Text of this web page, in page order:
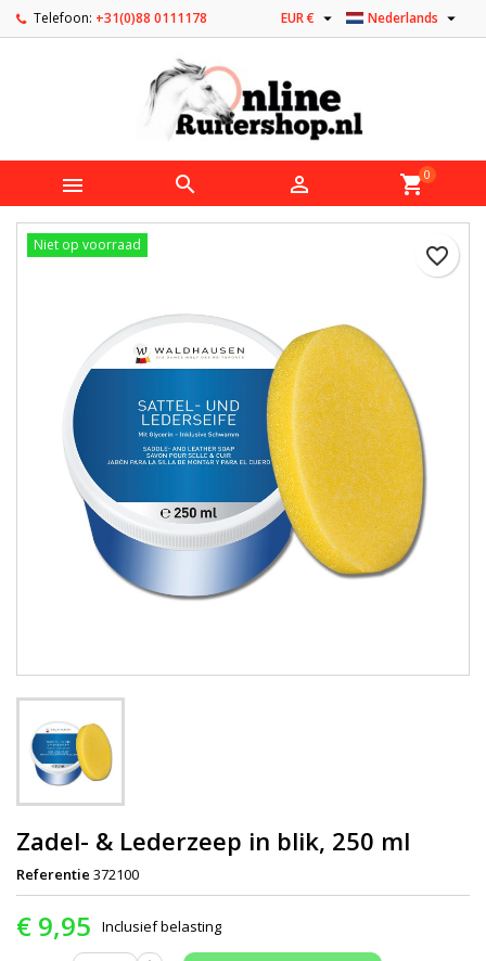
Telefoon: +31(0)88 0111178 Nederlands 
EUR € 
   shopping_cart0
favorite_border
Niet op voorraad
Zadel- & Lederzeep in blik, 250 ml
Referentie 372100
€ 9,95 Inclusief belasting